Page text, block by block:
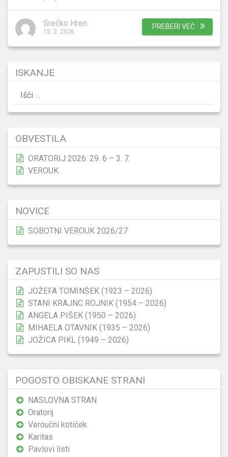
PREBERI VEČ
Srečko Hren
15. 2. 2026
ISKANJE
Išči:
OBVESTILA
ORATORIJ 2026: 29. 6 – 3. 7.
VEROUK
NOVICE
SOBOTNI VEROUK 2026/27
ZAPUSTILI SO NAS
JOŽEFA TOMINŠEK (1923 – 2026)
STANI KRAJNC ROJNIK (1954 – 2026)
ANGELA PIŠEK (1950 – 2026)
MIHAELA OTAVNIK (1935 – 2026)
JOŽICA PIKL (1949 – 2026)
POGOSTO OBISKANE STRANI
NASLOVNA STRAN
Oratorij
Veroučni kotiček
Karitas
Pavlovi listi